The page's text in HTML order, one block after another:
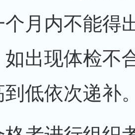
月内不能得
出现体检不
到低依次递补